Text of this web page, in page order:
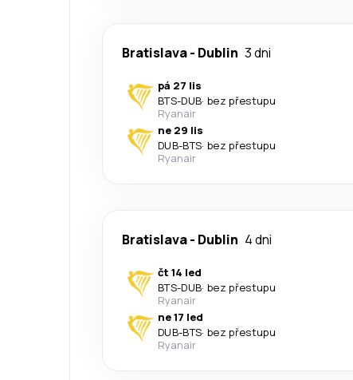
Bratislava- Dublin 3 dni
pá 27 lis
BTS-DUB· bez přestupu
Ryanair
ne 29 lis
DUB-BTS· bez přestupu
Ryanair
Bratislava- Dublin 4 dni
čt 14 led
BTS-DUB· bez přestupu
Ryanair
ne 17 led
DUB-BTS· bez přestupu
Ryanair